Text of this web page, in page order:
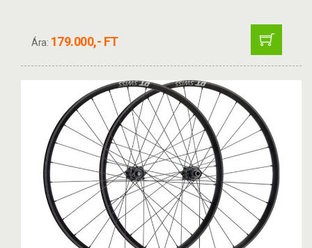
Ára: 179.000,- FT